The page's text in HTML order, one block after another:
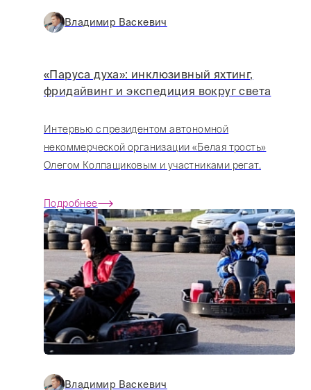
Владимир Васкевич
«Паруса духа»: инклюзивный яхтинг,
фридайвинг и экспедиция вокруг света
Интервью с президентом автономной
некоммерческой организации «Белая трость»
Олегом Колпащиковым и участниками регат.
Подробнее
Владимир Васкевич